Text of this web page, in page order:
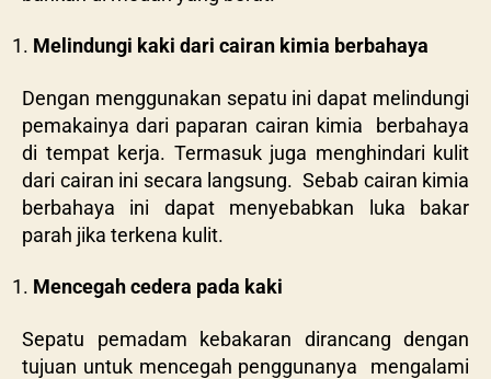
Melindungi kaki dari cairan kimia berbahaya
Dengan menggunakan sepatu ini dapat melindungi
pemakainya dari paparan cairan kimia berbahaya
di tempat kerja. Termasuk juga menghindari kulit
dari cairan ini secara langsung. Sebab cairan kimia
berbahaya ini dapat menyebabkan luka bakar
parah jika terkena kulit.
Mencegah cedera pada kaki
Sepatu pemadam kebakaran dirancang dengan
tujuan untuk mencegah penggunanya mengalami